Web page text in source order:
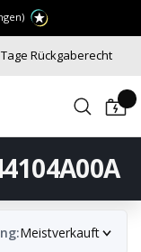
Rückgaberecht
Meistverkauft